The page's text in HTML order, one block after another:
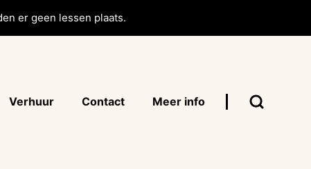
er geen lessen plaats.
Verhuur Contact Meer info